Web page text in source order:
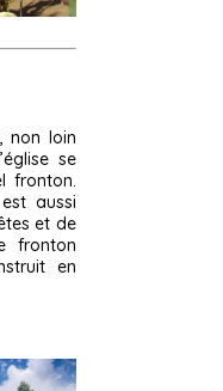
non loin
se
fronton.
aussi
et de
fronton
en